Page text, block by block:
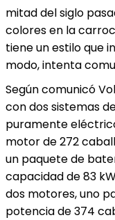
mitad del siglo
colores en la
tiene un estilo que
modo, intenta
Según comunicó
con dos sistemas
puramente
motor de 272
un paquete de
capacidad de 83
dos motores, uno
potencia de 374